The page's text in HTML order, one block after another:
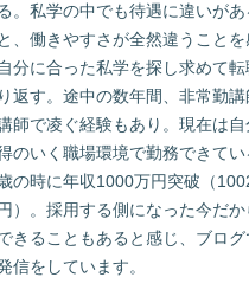
。私学の中でも待遇に違いがあ
と、働きやすさが全然違うことを
自分に合った私学を探し求めて
り返す。途中の数年間、非常勤
師で凌ぐ経験もあり。現在は自
のいく職場環境で勤務できてい
の時に年収1000万円突破（
）。採用する側になった今だか
きることもあると感じ、ブログ
信をしています。